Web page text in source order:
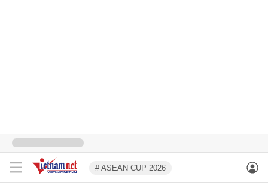
# ASEAN CUP 2026